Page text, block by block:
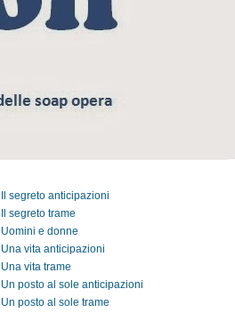
Il segreto anticipazioni
Il segreto trame
Uomini e donne
Una vita anticipazioni
Una vita trame
Un posto al sole anticipazioni
Un posto al sole trame